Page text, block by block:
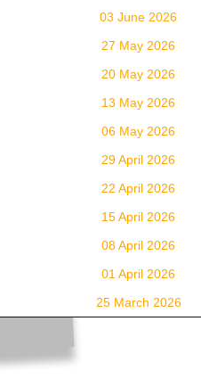
03 June 2026
27 May 2026
20 May 2026
13 May 2026
06 May 2026
29 April 2026
22 April 2026
15 April 2026
08 April 2026
01 April 2026
25 March 2026